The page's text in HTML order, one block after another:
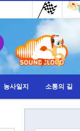
농사일지 소통의 길